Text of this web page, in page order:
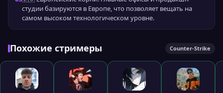
студии базируются в Европе, что позволяет вещать на
самом высоком технологическом уровне.
Похожие стримеры Counter-Strike